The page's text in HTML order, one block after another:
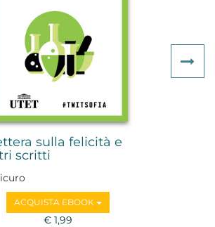
sulla felicità e
scritti
ACQUISTA EBOOK
€ 1,99